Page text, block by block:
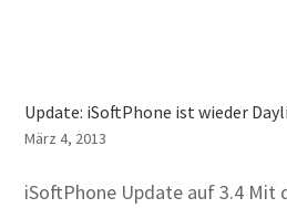
Update: iSoftPhone ist wieder
März 4, 2013
iSoftPhone Update auf 3.4 Mit